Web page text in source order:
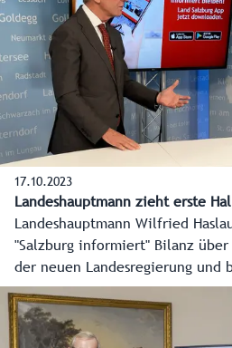
17.10.2023
Landeshauptmann zieht erste
Landeshauptmann Wilfried
"Salzburg informiert" Bilanz über
der neuen Landesregierung